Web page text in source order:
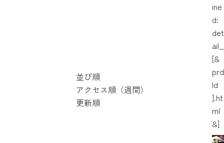
並び順
アクセス順（週間）
更新順
ine
d:
det
ail_
[&
prd
Id
].ht
ml
&]